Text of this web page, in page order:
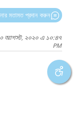
মতামত প্রদান করুন
২০ আগস্ট, ২০২০ এ ১০:৪৭
PM